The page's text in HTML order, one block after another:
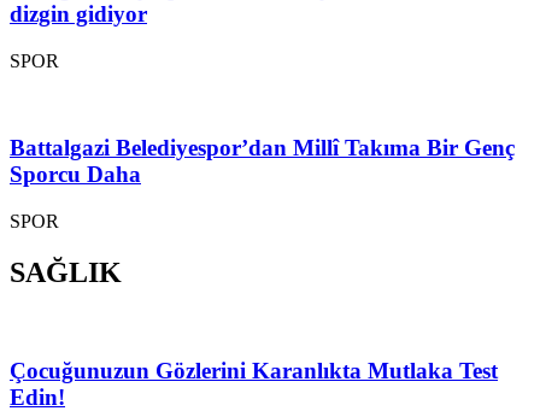
dizgin gidiyor
SPOR
Battalgazi Belediyespor’dan Millî Takıma Bir Genç
Sporcu Daha
SPOR
SAĞLIK
Çocuğunuzun Gözlerini Karanlıkta Mutlaka Test
Edin!